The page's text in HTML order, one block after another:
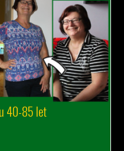
40-85 let